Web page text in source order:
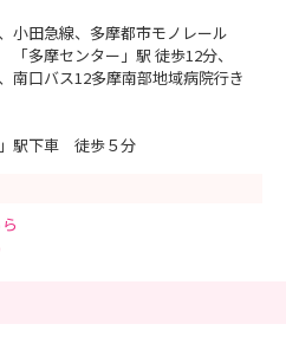
小田急線、多摩都市モノレール
」駅 徒歩12分、
多摩南部地域病院行き
」駅下車 徒歩５分